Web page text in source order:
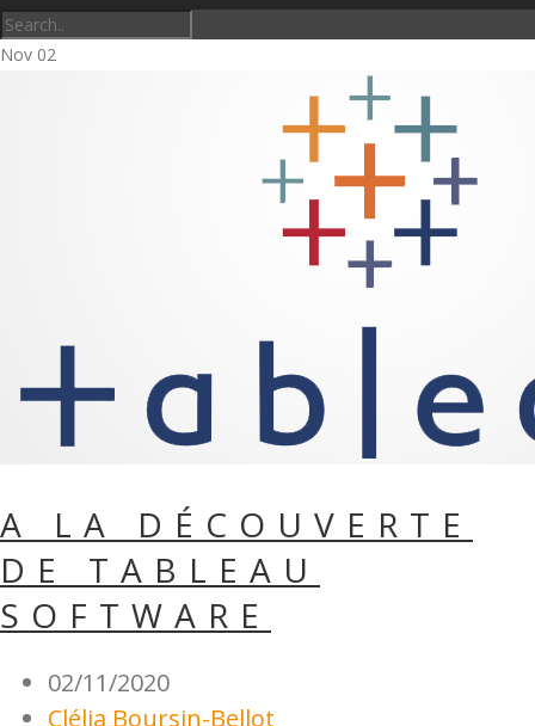
Nov 02
A LA DÉCOUVERTE
DE TABLEAU
SOFTWARE
02/11/2020
Clélia Boursin-Bellot